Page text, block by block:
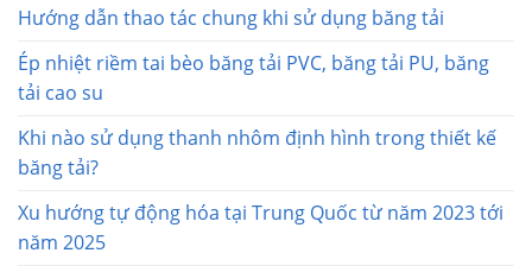
Hướng dẫn thao tác chung khi sử dụng băng tải
Ép nhiệt riềm tai bèo băng tải PVC, băng tải PU, băng
tải cao su
Khi nào sử dụng thanh nhôm định hình trong thiết kế
băng tải?
Xu hướng tự động hóa tại Trung Quốc từ năm 2023 tới
năm 2025